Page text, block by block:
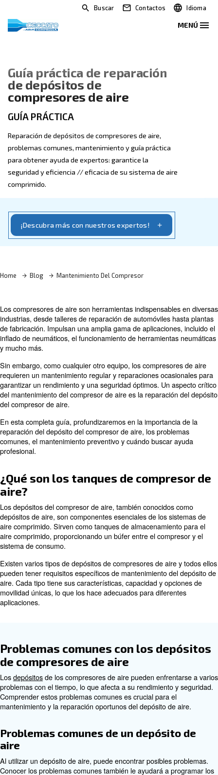
Buscar Contactos
GUÍA PRÁCTICA
Guía práctica de reparación
de depósitos de
compresores de aire
Reparación de depósitos de compresores de aire,
problemas comunes, mantenimiento y guía práctica
seguridad y eficiencia // eficacia de su sistema de
comprimido.
¡Descubra más con nuestros expertos!
Home Blog Mantenimiento Del Compresor
Los compresores de aire son herramientas
industrias, desde talleres de reparación de automóviles
de fabricación. Impulsan una amplia gama de
inflado de neumáticos, el funcionamiento de
y mucho más.
Sin embargo, como cualquier otro equipo, los
garantizar un rendimiento y una seguridad óptimos. Un
del mantenimiento del compresor de aire es la
del compresor de aire.
En esta completa guía, profundizaremos en la
reparación del depósito del compresor de aire, los
comunes, el mantenimiento preventivo y cuándo
profesional.
¿Qué son los tanques de
depósitos de aire, son componentes esenciales de los
aire comprimido. Sirven como tanques de
aire comprimido, proporcionando un búfer entre el
sistema de consumo.
Existen varios tipos de depósitos de compresores de
aire. Cada tipo tiene sus características, capacidad y
movilidad únicas, lo que los hace adecuados para
aplicaciones.